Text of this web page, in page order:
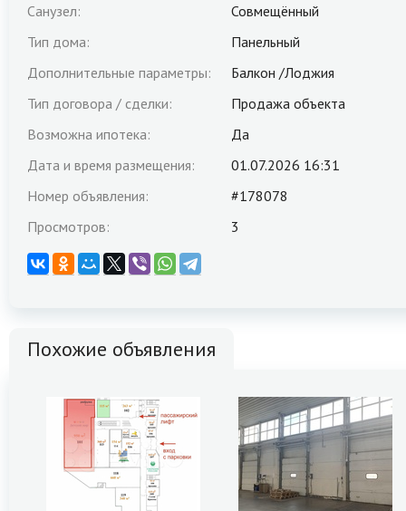
Санузел:
Совмещённый
Тип дома:
Панельный
Дополнительные параметры:
Балкон /Лоджия
Тип договора / сделки:
Продажа объекта
Возможна ипотека:
Да
Дата и время размещения:
01.07.2026 16:31
Номер объявления:
#178078
Просмотров:
3
Похожие объявления